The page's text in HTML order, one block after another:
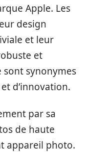
Apple. Les
design
et leur
et
sont synonymes
d’innovation.
par sa
de haute
appareil photo.